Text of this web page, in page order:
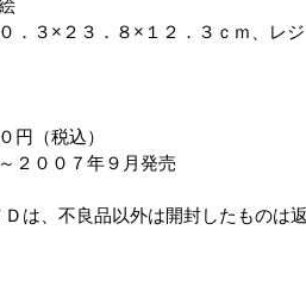
．３×２３．８×１２．３ｃｍ、レ
円（税込）
２００７年９月発売
は、不良品以外は開封したものは返